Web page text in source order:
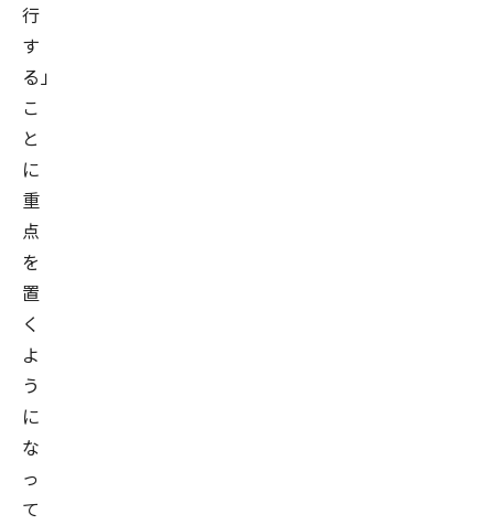
行
す
る」
こ
と
に
重
点
を
置
く
よ
う
に
な
っ
て